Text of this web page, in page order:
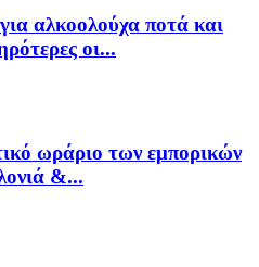
αλκοολούχα ποτά και
οι...
ωράριο των εμπορικών
&...